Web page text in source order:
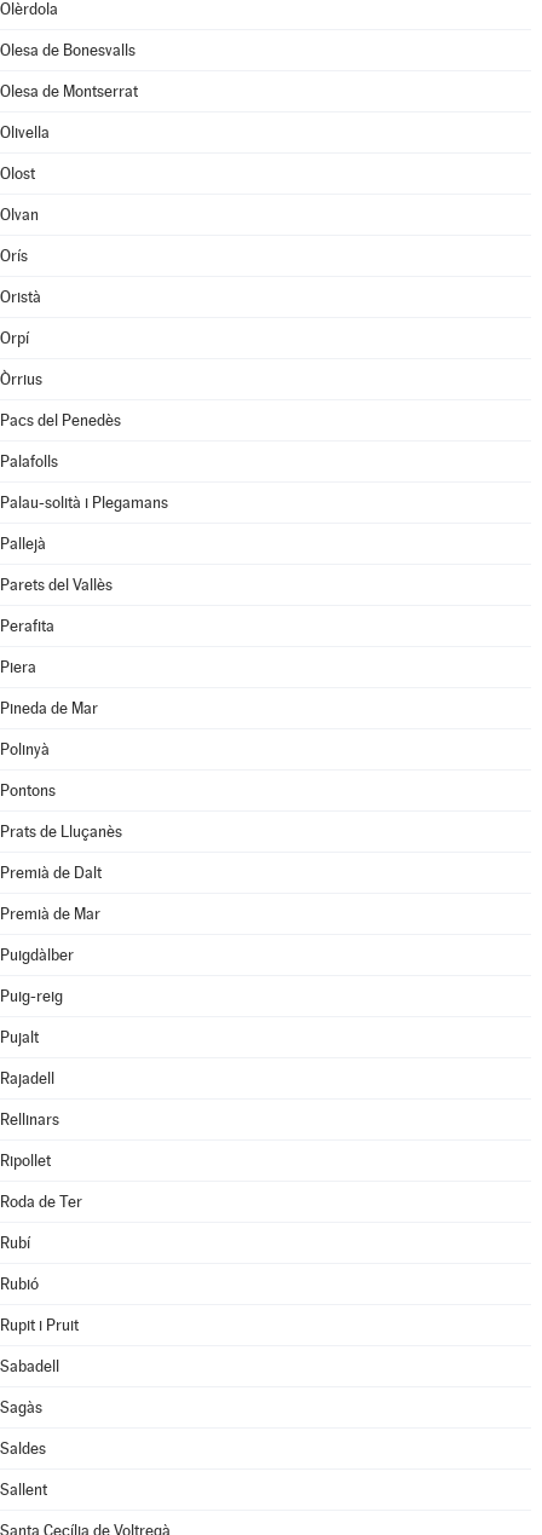
Olèrdola
Olesa de Bonesvalls
Olesa de Montserrat
Olivella
Olost
Olvan
Orís
Oristà
Orpí
Òrrius
Pacs del Penedès
Palafolls
Palau-solità i Plegamans
Pallejà
Parets del Vallès
Perafita
Piera
Pineda de Mar
Polinyà
Pontons
Prats de Lluçanès
Premià de Dalt
Premià de Mar
Puigdàlber
Puig-reig
Pujalt
Rajadell
Rellinars
Ripollet
Roda de Ter
Rubí
Rubió
Rupit i Pruit
Sabadell
Sagàs
Saldes
Sallent
Santa Cecília de Voltregà